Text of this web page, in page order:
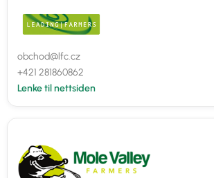
obchod@lfc.cz
+421 281860862
Lenke til nettsiden